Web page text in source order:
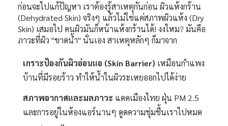
ก่อนจะไปแก้ปัญหา เราต้องรู้สาเหตุกันก่อน ผิวแห้งกร้าน
(Dehydrated Skin) จริงๆ แล้วไม่ใช่แค่สภาพผิวแห้ง (Dry
Skin) เสมอไป คนผิวมันก็หน้าแห้งกร้านได้! งงไหม? มันคือ
ภาวะที่ผิว "ขาดน้ำ" นั่นเอง สาเหตุหลักๆ ก็มาจาก
เกราะป้องกันผิวอ่อนแอ (Skin Barrier) เหมือนกำแพง
บ้านที่มีรอยร้าว ทำให้น้ำในผิวระเหยออกไปได้ง่าย
สภาพอากาศและมลภาวะ แดดเมืองไทย ฝุ่น PM 2.5
และการอยู่ในห้องแอร์นานๆ ดูดความชุ่มชื้นเราไปหมด